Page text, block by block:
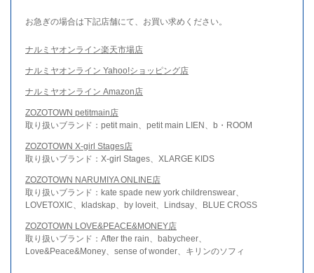
お急ぎの場合は下記店舗にて、お買い求めください。
ナルミヤオンライン楽天市場店
ナルミヤオンライン Yahoo!ショッピング店
ナルミヤオンライン Amazon店
ZOZOTOWN petitmain店
取り扱いブランド：petit main、petit main LIEN、b・ROOM
ZOZOTOWN X-girl Stages店
取り扱いブランド：X-girl Stages、XLARGE KIDS
ZOZOTOWN NARUMIYA ONLINE店
取り扱いブランド：kate spade new york childrenswear、
LOVETOXIC、kladskap、by loveit、Lindsay、BLUE CROSS
ZOZOTOWN LOVE&PEACE&MONEY店
取り扱いブランド：After the rain、babycheer、
Love&Peace&Money、sense of wonder、キリンのソフィ